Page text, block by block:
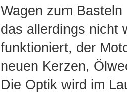
Wagen zum
das allerdings nicht
funktioniert, der
neuen Kerzen,
Die Optik wird im